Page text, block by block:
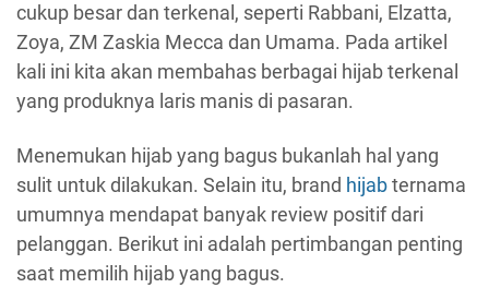
cukup besar dan terkenal, seperti Rabbani, Elzatta,
Zoya, ZM Zaskia Mecca dan Umama. Pada artikel
kali ini kita akan membahas berbagai hijab terkenal
yang produknya laris manis di pasaran.
Menemukan hijab yang bagus bukanlah hal yang
sulit untuk dilakukan. Selain itu, brand hijabternama
umumnya mendapat banyak review positif dari
pelanggan. Berikut ini adalah pertimbangan penting
saat memilih hijab yang bagus.